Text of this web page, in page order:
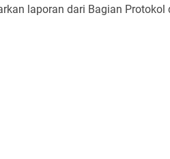
laporan dari Bagian Protokol